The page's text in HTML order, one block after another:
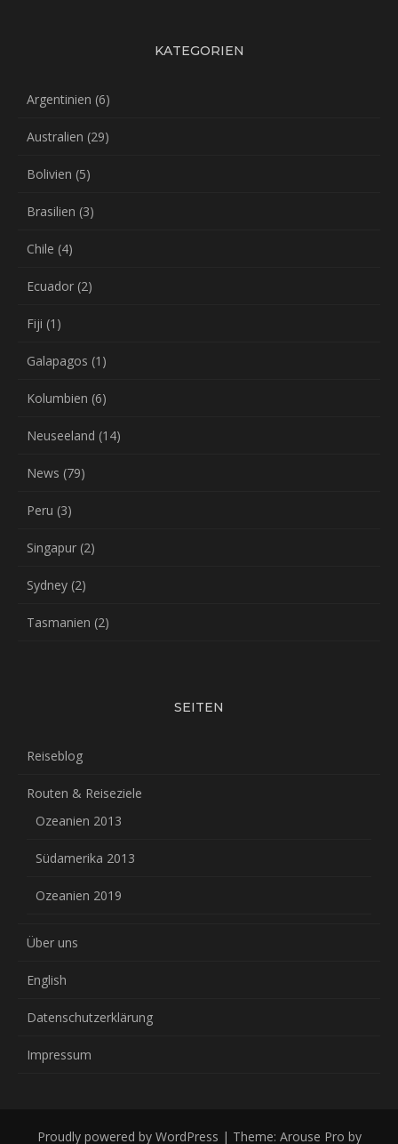
KATEGORIEN
Argentinien (6)
Australien (29)
Bolivien (5)
Brasilien (3)
Chile (4)
Ecuador (2)
Fiji (1)
Galapagos (1)
Kolumbien (6)
Neuseeland (14)
News (79)
Peru (3)
Singapur (2)
Sydney (2)
Tasmanien (2)
SEITEN
Reiseblog
Routen & Reiseziele
Ozeanien 2013
Südamerika 2013
Ozeanien 2019
Über uns
English
Datenschutzerklärung
Impressum
Proudly powered by WordPress | Theme: Arouse Pro by